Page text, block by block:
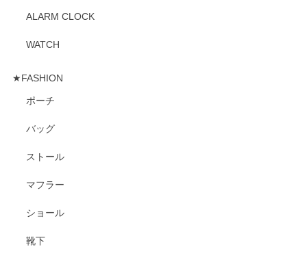
ALARM CLOCK
WATCH
★FASHION
ポーチ
バッグ
ストール
マフラー
ショール
靴下